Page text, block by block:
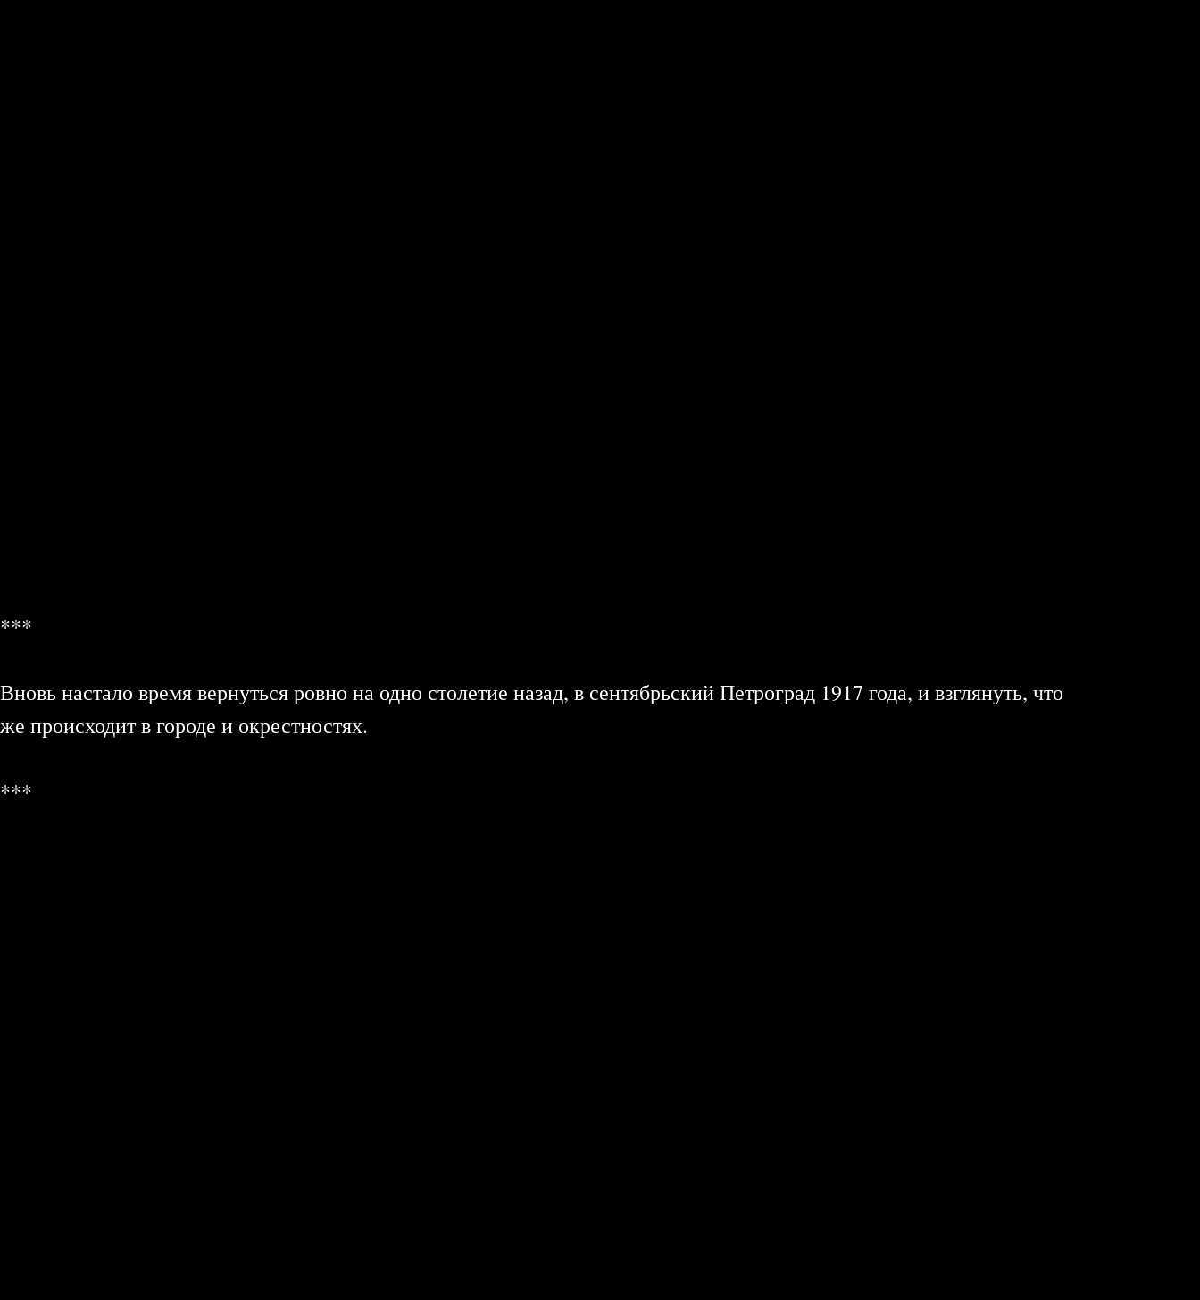
***
Вновь настало время вернуться ровно на одно столетие назад, в сентябрьский Петроград 1917 года, и взглянуть, что
же происходит в городе и окрестностях.
***